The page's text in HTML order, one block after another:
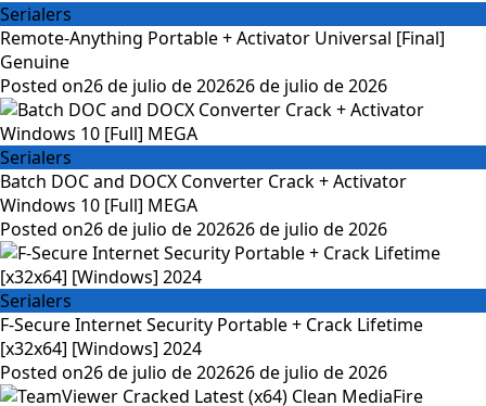
Serialers
Remote-Anything Portable + Activator Universal [Final]
Genuine
Posted on26 de julio de 202626 de julio de 2026
Serialers
Batch DOC and DOCX Converter Crack + Activator
Windows 10 [Full] MEGA
Posted on26 de julio de 202626 de julio de 2026
Serialers
F-Secure Internet Security Portable + Crack Lifetime
[x32x64] [Windows] 2024
Posted on26 de julio de 202626 de julio de 2026